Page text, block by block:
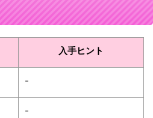
入手ヒント
-
-